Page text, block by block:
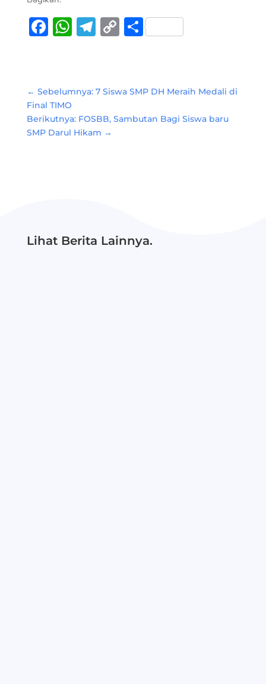
Facebook
WhatsApp
Telegram
CopyShare
← Sebelumnya: 7 Siswa SMP DH Meraih Medali di
Final TIMO
Berikutnya: FOSBB, Sambutan Bagi Siswa baru
SMP Darul Hikam →
Lihat Berita Lainnya.